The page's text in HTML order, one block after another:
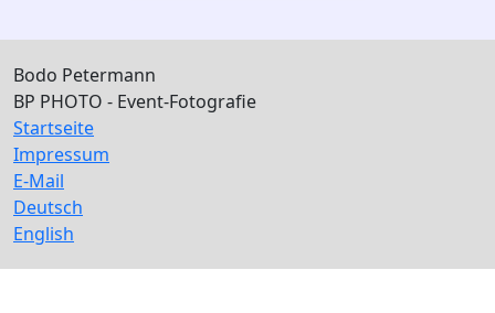
Bodo Petermann
BP PHOTO - Event-Fotografie
Startseite
Impressum
E-Mail
Deutsch
English